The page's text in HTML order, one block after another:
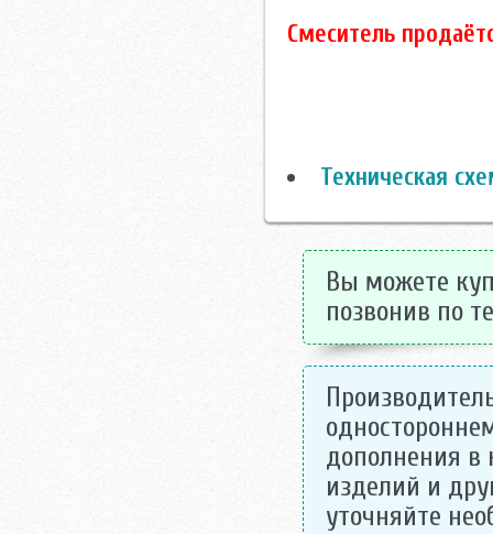
Смеситель
Техническая
Вы можете
позвонив по
дополнения
изделий и
уточняйте